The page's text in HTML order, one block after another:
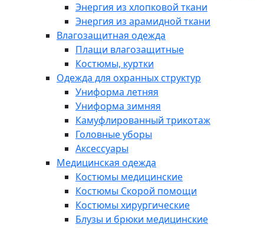
Энергия из хлопковой ткани
Энергия из арамидной ткани
Влагозащитная одежда
Плащи влагозащитные
Костюмы, куртки
Одежда для охранных структур
Униформа летняя
Униформа зимняя
Камуфлированный трикотаж
Головные уборы
Аксессуары
Медицинская одежда
Костюмы медицинские
Костюмы Скорой помощи
Костюмы хирургические
Блузы и брюки медицинские